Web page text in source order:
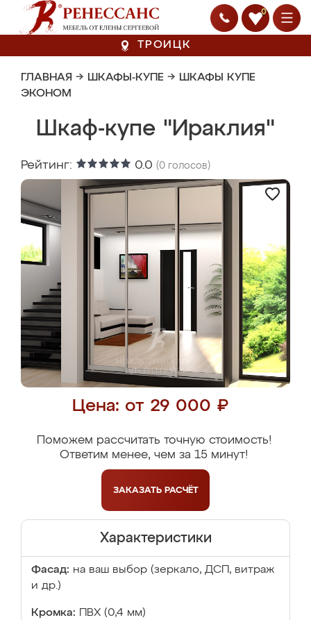
0
ТРОИЦК
ГЛАВНАЯ → ШКАФЫ-КУПЕ → ШКАФЫ КУПЕ
ЭКОНОМ
Шкаф-купе "Ираклия"
Рейтинг: 0.0 (0 голосов)
Цена: от 29 000 ₽
Поможем рассчитать точную стоимость!
Ответим менее, чем за 15 минут!
ЗАКАЗАТЬ РАСЧЁТ
Характеристики
Фасад: на ваш выбор (зеркало, ДСП, витраж
и др.)
Кромка: ПВХ (0,4 мм)